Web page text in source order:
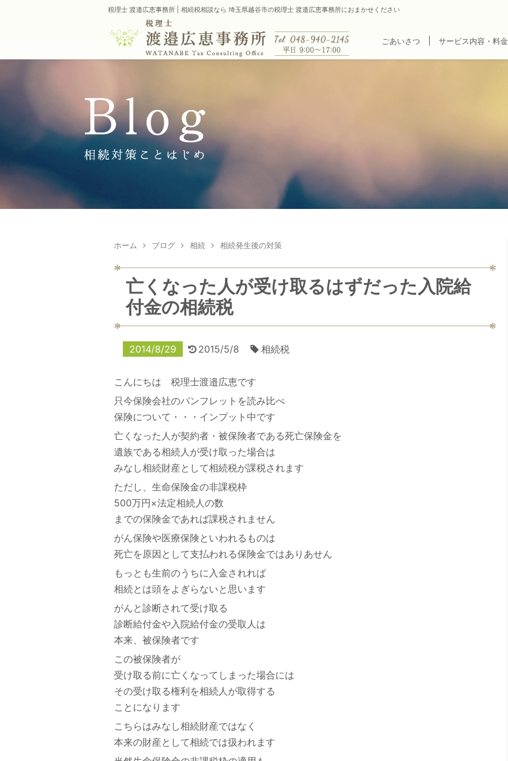
税理士 渡邉広恵事務所 | 相続税相談なら 埼玉県越谷市の税理士 渡邉広恵事務所におまかせください
ごあいさつ サービス内容・料金
ホーム ブログ 相続 相続発生後の対策
亡くなった人が受け取るはずだった入院給
付金の相続税
2014/8/29 2015/5/8 相続税
こんにちは 税理士渡邉広恵です
只今保険会社のパンフレットを読み比べ
保険について・・・インプット中です
亡くなった人が契約者・被保険者である死亡保険金を
遺族である相続人が受け取った場合は
みなし相続財産として相続税が課税されます
ただし、生命保険金の非課税枠
500万円×法定相続人の数
までの保険金であれば課税されません
がん保険や医療保険といわれるものは
死亡を原因として支払われる保険金ではありあせん
もっとも生前のうちに入金されれば
相続とは頭をよぎらないと思います
がんと診断されて受け取る
診断給付金や入院給付金の受取人は
本来、被保険者です
この被保険者が
受け取る前に亡くなってしまった場合には
その受け取る権利を相続人が取得する
ことになります
こちらはみなし相続財産ではなく
本来の財産として相続では扱われます